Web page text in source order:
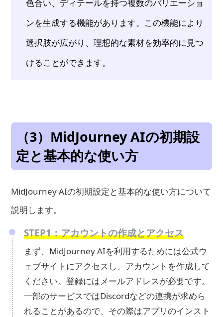
色合い、ディテールを持つ複数のバリエーショ
ンを生成する機能があります。この機能により
選択肢が広がり、理想的な素材を効率的に見つ
けることができます。
（3）MidJourney AIの初期設
定と基本的な使い方
MidJourney AIの初期設定と基本的な使い方について
説明します。
STEP1：アカウントの作成とアクセス
まず、MidJourney AIを利用するためには公式ウ
ェブサイトにアクセスし、アカウントを作成して
ください。登録にはメールアドレスが必要です。
一部のサービスではDiscordなどの連携が求めら
れることがあるので、その際はアプリのインスト